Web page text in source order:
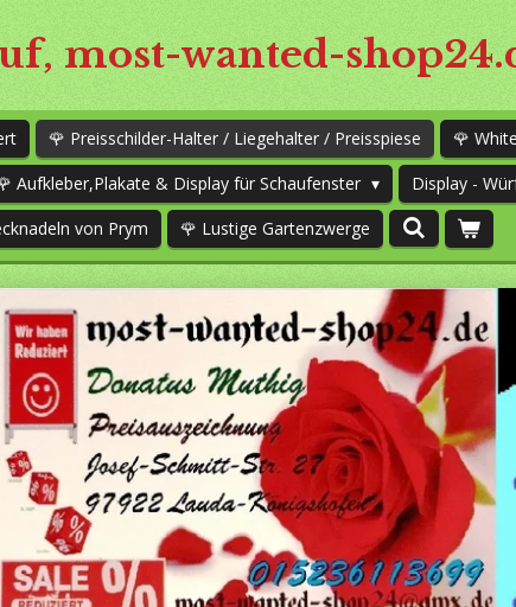
most-wanted-
🌹 Preisschilder-Halter / Liegehalter / Preisspiese
🌹
Aufkleber,Plakate & Display für Schaufenster
Display -
von Prym 🌹 Lustige Gartenzwerge